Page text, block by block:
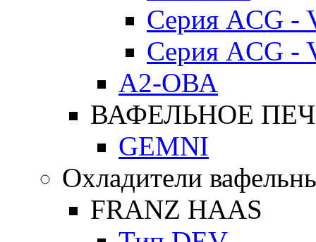
Серия ACG -
Серия ACG -
А2-ОВА
ВАФЕЛЬНОЕ
GEMNI
Охладители
FRANZ HAAS